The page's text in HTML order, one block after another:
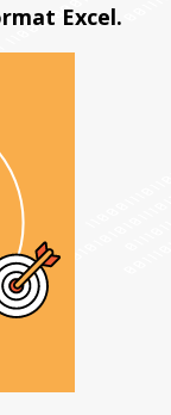
Excel.